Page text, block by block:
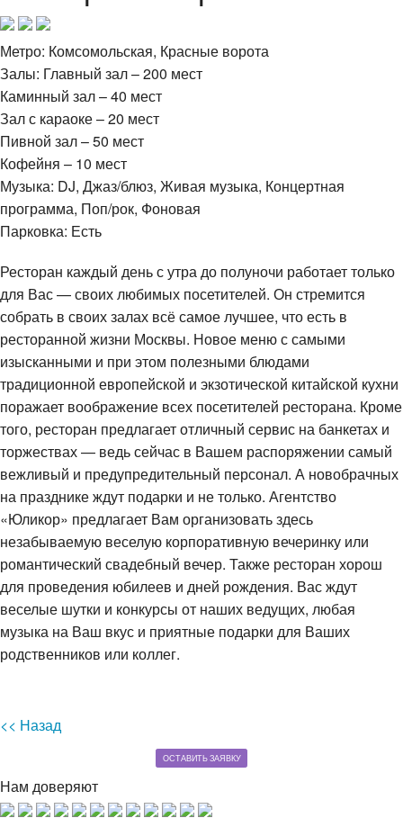
Метро: Комсомольская, Красные ворота
Залы: Главный зал – 200 мест
Каминный зал – 40 мест
Зал с караоке – 20 мест
Пивной зал – 50 мест
Кофейня – 10 мест
Музыка: DJ, Джаз/блюз, Живая музыка, Концертная
программа, Поп/рок, Фоновая
Парковка: Есть
Ресторан каждый день с утра до полуночи работает только
для Вас — своих любимых посетителей. Он стремится
собрать в своих залах всё самое лучшее, что есть в
ресторанной жизни Москвы. Новое меню с самыми
изысканными и при этом полезными блюдами
традиционной европейской и экзотической китайской кухни
поражает воображение всех посетителей ресторана. Кроме
того, ресторан предлагает отличный сервис на банкетах и
торжествах — ведь сейчас в Вашем распоряжении самый
вежливый и предупредительный персонал. А новобрачных
на празднике ждут подарки и не только. Агентство
«Юликор» предлагает Вам организовать здесь
незабываемую веселую корпоративную вечеринку или
романтический свадебный вечер. Также ресторан хорош
для проведения юбилеев и дней рождения. Вас ждут
веселые шутки и конкурсы от наших ведущих, любая
музыка на Ваш вкус и приятные подарки для Ваших
родственников или коллег.
<< Назад
ОСТАВИТЬ ЗАЯВКУ
Нам доверяют